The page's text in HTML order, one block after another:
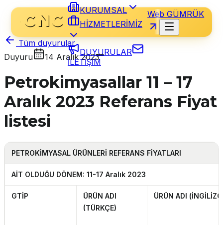
KURUMSAL
HİZMETLERİMİZ
DUYURULAR
İLETİŞİM
Web GÜMRÜK
Tüm duyurular
Duyuru
14 Aralık 2023
Petrokimyasallar 11 – 17
Aralık 2023 Referans Fiyat
listesi
PETROKİMYASAL ÜRÜNLERİ REFERANS FİYATLARI
AİT OLDUĞU DÖNEM: 11-17 Aralık 2023
GTİP
ÜRÜN ADI
(TÜRKÇE)
ÜRÜN ADI